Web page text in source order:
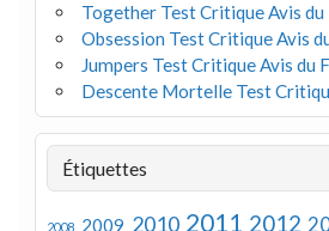
Together Test Critique Avis du
Obsession Test Critique Avis
Jumpers Test Critique Avis du
Descente Mortelle Test
Étiquettes
2008 2009 2010 2011 2012